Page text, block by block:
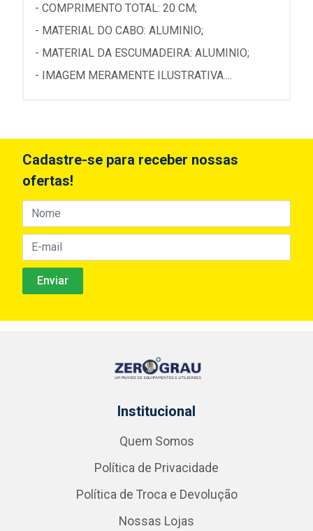
- COMPRIMENTO TOTAL: 20 CM;
- MATERIAL DO CABO: ALUMINIO;
- MATERIAL DA ESCUMADEIRA: ALUMINIO;
- IMAGEM MERAMENTE ILUSTRATIVA....
Cadastre-se para receber nossas
ofertas!
Institucional
Quem Somos
Política de Privacidade
Política de Troca e Devolução
Nossas Lojas